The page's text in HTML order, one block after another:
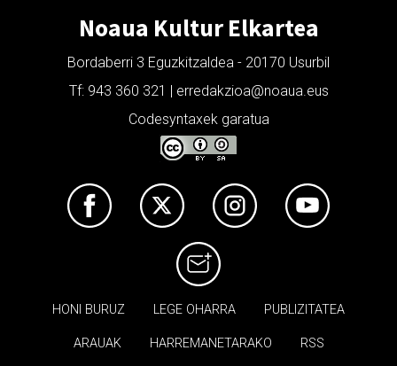
Noaua Kultur Elkartea
Bordaberri 3 Eguzkitzaldea - 20170 Usurbil
Tf: 943 360 321 | erredakzioa@noaua.eus
Codesyntaxek garatua
HONI BURUZ LEGE OHARRA PUBLIZITATEA
ARAUAK HARREMANETARAKO RSS